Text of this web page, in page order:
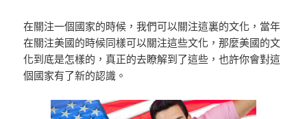
在關注一個國家的時候，我們可以關注這裏的文化，當年
在關注美國的時候同樣可以關注這些文化，那麼美國的文
化到底是怎樣的，真正的去瞭解到了這些，也許你會對這
個國家有了新的認識。